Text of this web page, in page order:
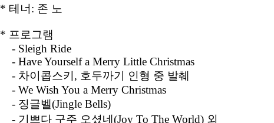
* 테너: 존 노
* 프로그램
- Sleigh Ride
- Have Yourself a Merry Little Christmas
- 차이콥스키, 호두까기 인형 중 발췌
- We Wish You a Merry Christmas
- 징글벨(Jingle Bells)
- 기쁘다 구주 오셨네(Joy To The World) 외